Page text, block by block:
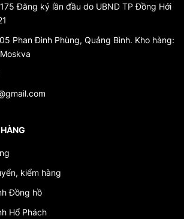
Đăng ký lần đầu do UBND TP Đồng Hới
Phan Đình Phùng, Quảng Bình. Kho hàng:
kiểm hàng
Đồng hồ
Hổ Phách